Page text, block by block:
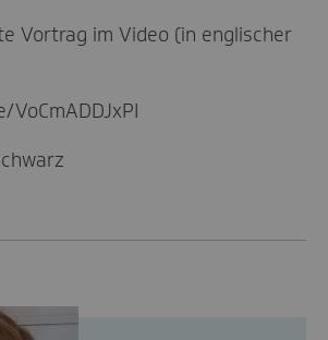
Vortrag im Video (in englischer